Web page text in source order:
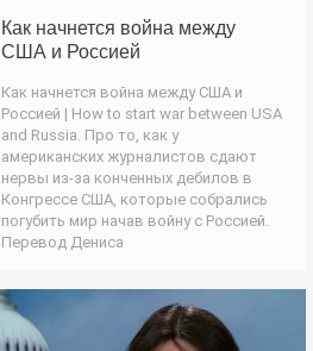
Как начнется война между
США и Россией
Как начнется война между США и
Россией | How to start war between USA
and Russia. Про то, как у
американских журналистов сдают
нервы из-за конченных дебилов в
Конгрессе США, которые собрались
погубить мир начав войну с Россией.
Перевод Дениса